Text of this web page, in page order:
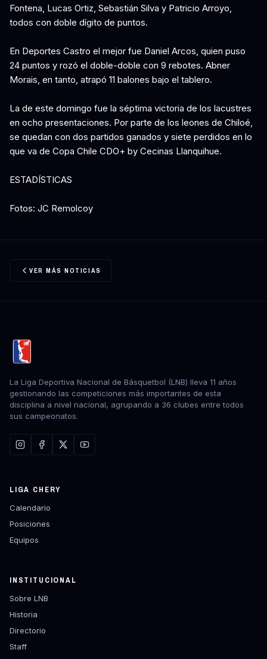
Fontena, Lucas Ortiz, Sebastián Silva y Patricio Arroyo,
todos con doble dígito de puntos.
En Deportes Castro el mejor fue Daniel Arcos, quien puso
24 puntos y rozó el doble-doble con 9 rebotes. Abner
Morais, en tanto, atrapó 11 balones bajo el tablero.
La de este domingo fue la séptima victoria de los lacustres
en ocho presentaciones. Por parte de los leones de Chiloé,
se quedan con dos partidos ganados y siete perdidos en lo
que va de Copa Chile CDO+ by Cecinas Llanquihue.
ESTADÍSTICAS
Fotos: JC Remolcoy
VER MÁS NOTICIAS
La Liga Deportiva Nacional de Básquetbol (LNB) lleva 11 años
gestionando las competiciones más importantes de esta
disciplina a nivel nacional, agrupando a 36 clubes entre todos
sus campeonatos.
LIGA CHERY
Calendario
Posiciones
Equipos
INSTITUCIONAL
Sobre LNB
Historia
Directorio
Staff